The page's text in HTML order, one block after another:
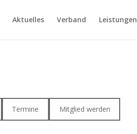
Aktuelles Verband Leistungen
Termine Mitglied werden